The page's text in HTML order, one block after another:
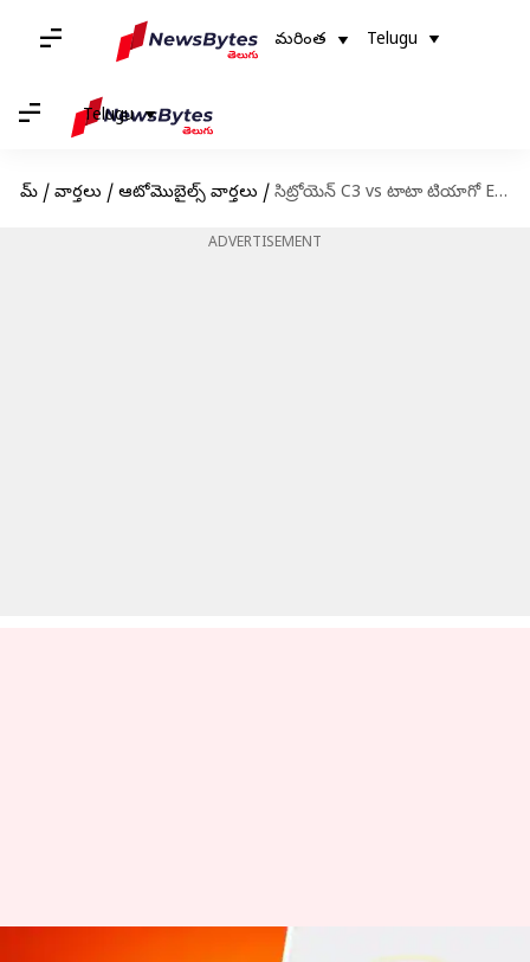
మరింత Telugu
Telugu
హోమ్ / వార్తలు / ఆటోమొబైల్స్ వార్తలు / సిట్రోయెన్ C3 vs టాటా టియాగో EV ఏది కొనడం మంచిది
ADVERTISEMENT